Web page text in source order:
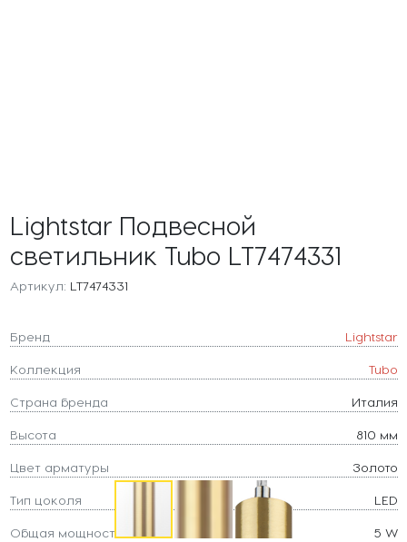
Lightstar Подвесной
светильник Tubo LT7474331
Артикул: LT7474331
Бренд Lightstar
Коллекция Tubo
Страна бренда Италия
Высота 810 мм
Цвет арматуры Золото
Тип цоколя LED
Общая мощность 5 W